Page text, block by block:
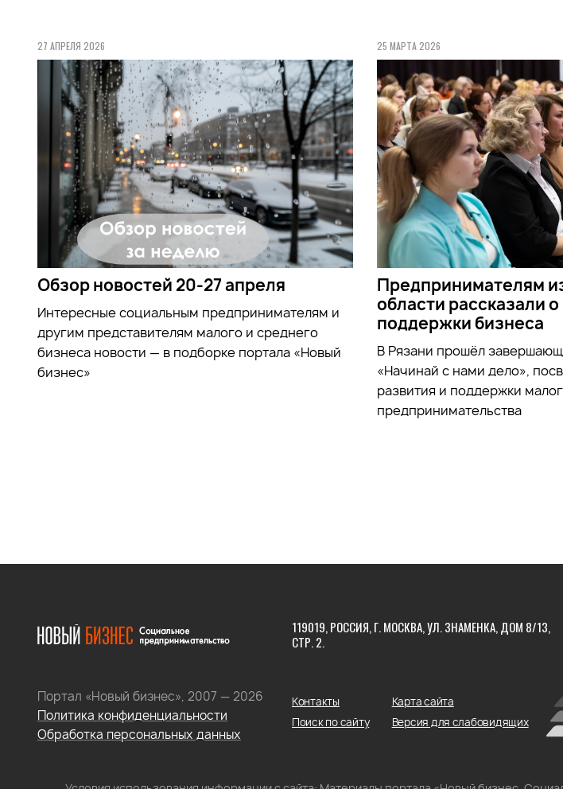
27 АПРЕЛЯ 2026
Обзор новостей 20-27 апреля
Интересные социальным предпринимателям и
другим представителям малого и среднего
бизнеса новости — в подборке портала «Новый
бизнес»
25 МАРТА 2026
Предпринимателям
области рассказали
поддержки бизнеса
В Рязани прошёл
«Начинай с нами дело»,
развития и поддержки
предпринимательства
119019, РОССИЯ, Г. МОСКВА, УЛ. ЗНАМЕНКА, ДОМ 8/13,
СТР. 2.
Портал «Новый бизнес», 2007 — 2026
Политика конфиденциальности
Обработка персональных данных
Контакты
Карта сайта
Поиск по сайту
Версия для слабовидящих